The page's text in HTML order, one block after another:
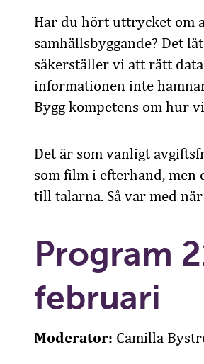
Har du hört uttrycket om
samhällsbyggande? Det
säkerställer vi att rätt
informationen inte
Bygg kompetens om hur
Det är som vanligt
som film i efterhand, men
till talarna. Så var med
Program
februari
Moderator: Camilla